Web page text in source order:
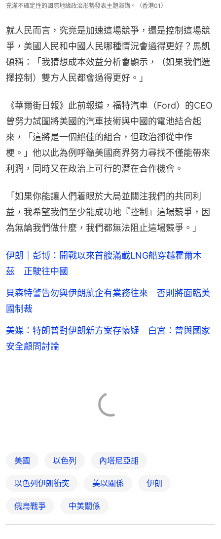
充滿不確定性的國際地緣政治形勢發表主題演講。（香港01）
就人民而言，究竟是加速這場競爭，還是控制這場競
爭，美國人民和中國人民哪種情況會過得更好？馬凱
碩稱：「我猜想成本效益分析會顯示，（如果我們選
擇控制）雙方人民都會過得更好。」
《華爾街日報》此前報道，福特汽車（Ford）的CEO
曾努力試圖將美國的汽車技術與中國的電池結合起
來，「這將是一個絕佳的組合，但政治卻從中作
梗。」他以此為例呼籲美國商界努力尋找不僅能帶來
利潤，同時又在政治上可行的潛在合作機會。
「如果你能讓人們着眼於大局並關注我們的共同利
益，我希望我們至少能成功地『控制』這場競爭，因
為無論我們做什麼，我們都無法阻止這場競爭。」
伊朗｜彭博：開戰以來首艘滿載LNG船穿越霍爾木
茲 正駛往中國
貝森特警告勿與伊朗航企有業務往來 否則將面臨美
國制裁
美媒：特朗普對伊朗新方案存懷疑 白宮：曾與國家
安全顧問討論
美國 以色列 內塔尼亞胡
以色列伊朗衝突 美以關係 伊朗
俄烏戰爭 中美關係